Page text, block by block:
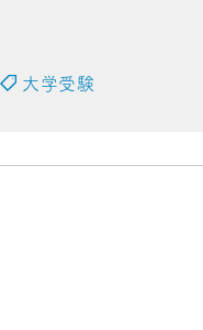
大学受験